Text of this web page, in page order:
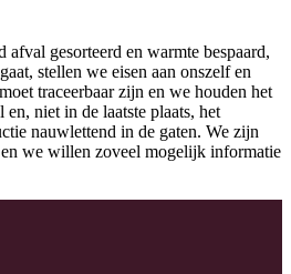
gesorteerd en warmte bespaard,
stellen we eisen aan onszelf en
traceerbaar zijn en we houden het
en, niet in de laatste plaats, het
nauwlettend in de gaten. We zijn
we willen zoveel mogelijk informatie